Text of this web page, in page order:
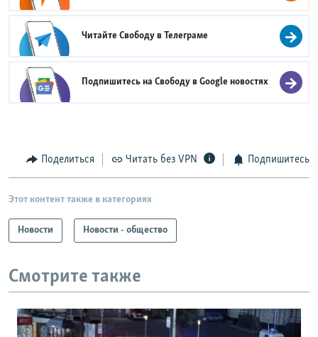
Читайте Свободу вТелеграме
Подпишитесь на Свободу вGoogle новостях
Поделиться Читать без VPN Подпишитесь
Этот контент также в категориях
Новости Новости - общество
Смотрите также